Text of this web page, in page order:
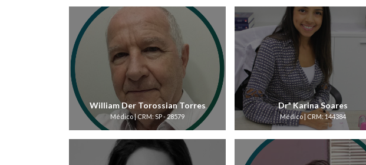
William Der Torossian Torres
Médico | CRM: SP - 28579
Drª Karina Soares
Médico | CRM: 144384